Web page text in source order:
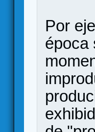
Por
época